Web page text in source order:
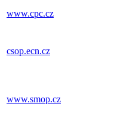
www.cpc.cz
csop.ecn.cz
www.smop.cz